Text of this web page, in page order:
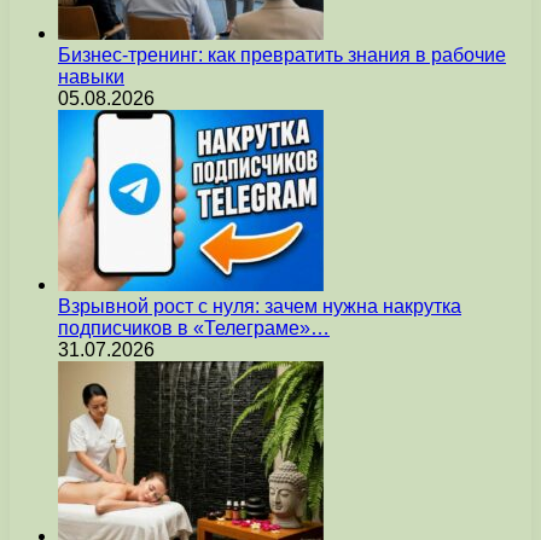
Бизнес-тренинг: как превратить знания в рабочие
навыки
05.08.2026
Взрывной рост с нуля: зачем нужна накрутка
подписчиков в «Телеграме»…
31.07.2026